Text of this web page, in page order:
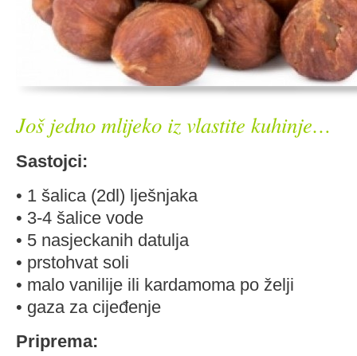
Još jedno mlijeko iz vlastite kuhinje…
Sastojci:
• 1 šalica (2dl) lješnjaka
• 3-4 šalice vode
• 5 nasjeckanih datulja
• prstohvat soli
• malo vanilije ili kardamoma po želji
• gaza za cijeđenje
Priprema: